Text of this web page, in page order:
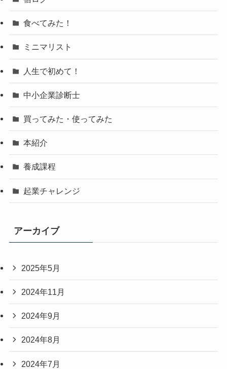
食べてみた！
ミニマリスト
人生で初めて！
中小企業診断士
買ってみた・使ってみた
本紹介
養成課程
起業チャレンジ
アーカイブ
2025年5月
2024年11月
2024年9月
2024年8月
2024年7月